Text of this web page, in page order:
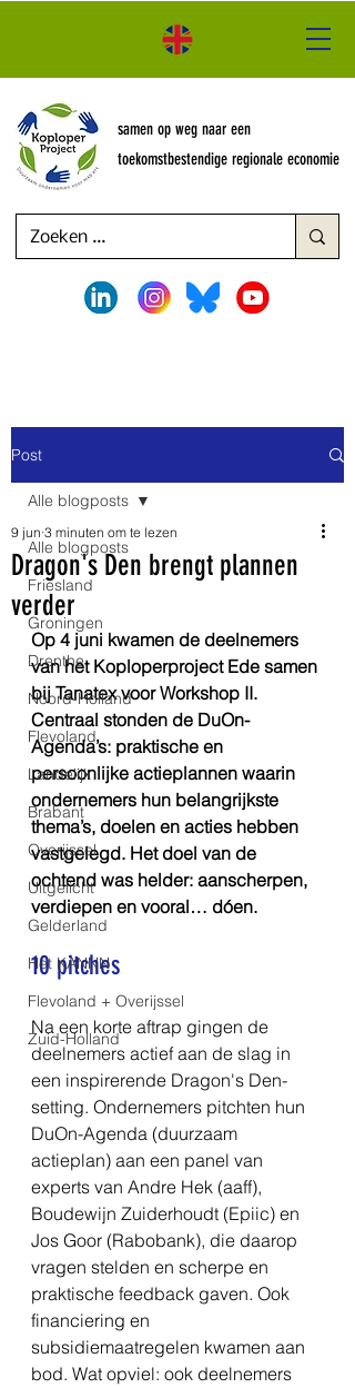
samen op weg naar een
toekomstbestendige regionale economie
Post
Alle blogposts
Friesland
Groningen
Drenthe
Noord-Holland
Flevoland
Landelijk
Brabant
Overijssel
Uitgelicht
Gelderland
Het KANNN
Flevoland + Overijssel
Zuid-Holland
Alle blogposts
Dragon's Den brengt plannen
verder
9 jun 3 minuten om te lezen
Op 4 juni kwamen de deelnemers
van het Koploperproject Ede samen
bij Tanatex voor Workshop II.
Centraal stonden de DuOn-
Agenda’s: praktische en
persoonlijke actieplannen waarin
ondernemers hun belangrijkste
thema’s, doelen en acties hebben
vastgelegd. Het doel van de
ochtend was helder: aanscherpen,
verdiepen en vooral… dóen.
10 pitches
Na een korte aftrap gingen de
deelnemers actief aan de slag in
een inspirerende Dragon's Den-
setting. Ondernemers pitchten hun
DuOn-Agenda (duurzaam
actieplan) aan een panel van
experts van Andre Hek (aaff),
Boudewijn Zuiderhoudt (Epiic) en
Jos Goor (Rabobank), die daarop
vragen stelden en scherpe en
praktische feedback gaven. Ook
financiering en
subsidiemaatregelen kwamen aan
bod. Wat opviel: ook deelnemers